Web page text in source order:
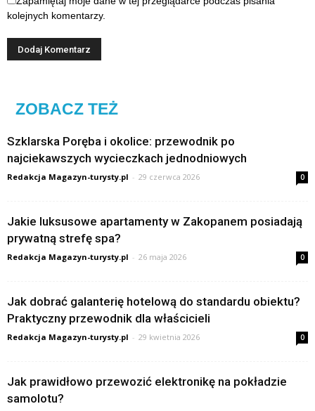
kolejnych komentarzy.
ZOBACZ TEŻ
Szklarska Poręba i okolice: przewodnik po
najciekawszych wycieczkach jednodniowych
Redakcja Magazyn-turysty.pl - 29 czerwca 2026 0
Jakie luksusowe apartamenty w Zakopanem posiadają
prywatną strefę spa?
Redakcja Magazyn-turysty.pl - 26 maja 2026 0
Jak dobrać galanterię hotelową do standardu obiektu?
Praktyczny przewodnik dla właścicieli
Redakcja Magazyn-turysty.pl - 29 kwietnia 2026 0
Jak prawidłowo przewozić elektronikę na pokładzie
samolotu?